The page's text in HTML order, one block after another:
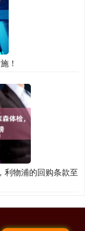
！
利物浦的回购条款至